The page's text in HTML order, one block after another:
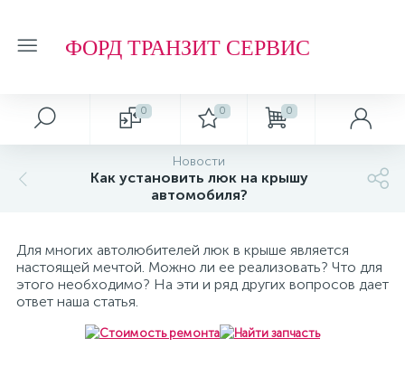
ФОРД ТРАНЗИТ СЕРВИС
0 0 0
Новости
Как установить люк на крышу
автомобиля?
Для многих автолюбителей люк в крыше является
настоящей мечтой. Можно ли ее реализовать? Что для
этого необходимо? На эти и ряд других вопросов дает
ответ наша статья.